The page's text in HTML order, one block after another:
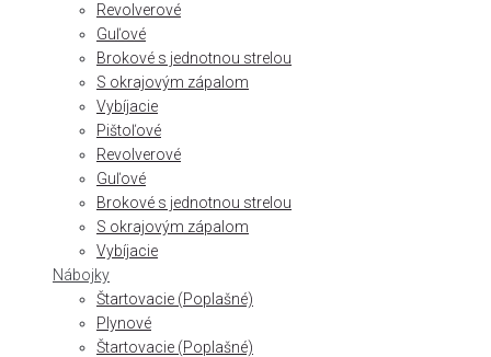
Revolverové
Guľové
Brokové s jednotnou strelou
S okrajovým zápalom
Vybíjacie
Pištoľové
Revolverové
Guľové
Brokové s jednotnou strelou
S okrajovým zápalom
Vybíjacie
Nábojky
Štartovacie (Poplašné)
Plynové
Štartovacie (Poplašné)